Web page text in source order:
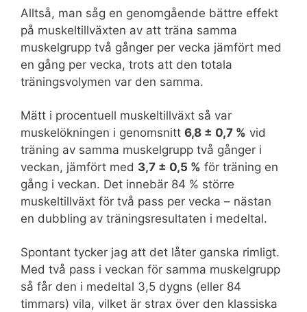
Alltså, man såg en genomgående bättre effekt
på muskeltillväxten av att träna samma
muskelgrupp två gånger per vecka jämfört med
en gång per vecka, trots att den totala
träningsvolymen var den samma.
Mätt i procentuell muskeltillväxt så var
muskelökningen i genomsnitt 6,8 ± 0,7 % vid
träning av samma muskelgrupp två gånger i
veckan, jämfört med 3,7 ± 0,5 % för träning en
gång i veckan. Det innebär 84 % större
muskeltillväxt för två pass per vecka – nästan
en dubbling av träningsresultaten i medeltal.
Spontant tycker jag att det låter ganska rimligt.
Med två pass i veckan för samma muskelgrupp
så får den i medeltal 3,5 dygns (eller 84
timmars) vila, vilket är strax över den klassiska